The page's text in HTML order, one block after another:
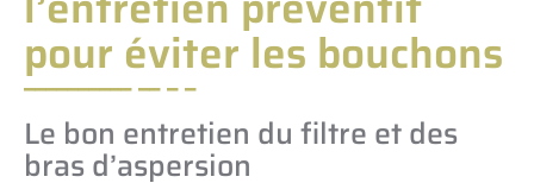
pour éviter les bouchons
Le bon entretien du filtre et des
bras d’aspersion